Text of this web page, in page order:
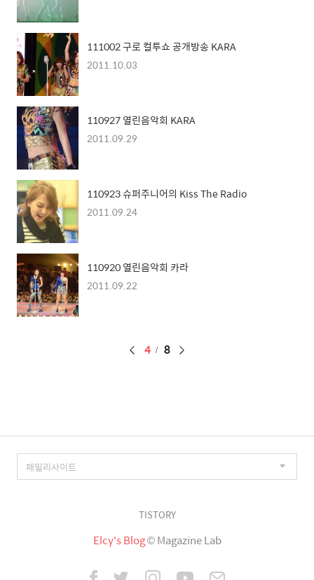
111002 구로 컬투쇼 공개방송 KARA
2011.10.03
110927 열린음악회 KARA
2011.09.29
110923 슈퍼주니어의 Kiss The Radio
2011.09.24
110920 열린음악회 카라
2011.09.22
페
4 8
TISTORY
Elcy's Blog© Magazine Lab